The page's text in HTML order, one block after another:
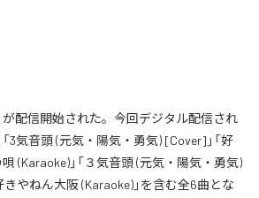
が配信開始された。今回デジタル配信され
3気音頭 (元気・陽気・勇気) [Cover]」「好
唄 (Karaoke)」「３気音頭 (元気・陽気・勇気)
きやねん大阪 (Karaoke)」を含む全6曲とな